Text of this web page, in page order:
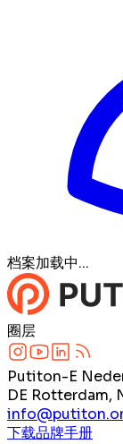
档案加载中...
圈层
Putiton-E
DE Rotterdam,
下载品牌手册